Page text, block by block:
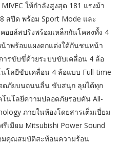
ให้กำลังสูงสุด 181 แรงม้า
สปีด พร้อม Sport Mode และ
อยล์สปริงพร้อมเหล็กกันโคลงทั้ง 4
าพร้อมแผงตกแต่งใต้กันชนหน้า
รขับขี่ด้วยระบบขับเคลื่อน 4 ล้อ
นโลยีขับเคลื่อน 4 ล้อแบบ Full-time
ดภัยบนถนนลื่น ขับสนุก ลุยได้ทุก
โนโลยีความปลอดภัยรอบคัน All-
ภายในห้องโดยสารเต็มเปี่ยม
เมียม Mitsubishi Power Sound
มคุณสมบัติสะท้อนความร้อน